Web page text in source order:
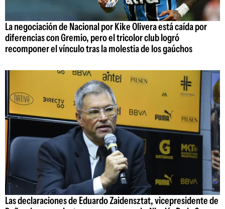
La negociación de Nacional por Kike Olivera está caída por
diferencias con Gremio, pero el tricolor club logró
recomponer el vínculo tras la molestia de los gaúchos
Las declaraciones de Eduardo Zaidensztat, vicepresidente de